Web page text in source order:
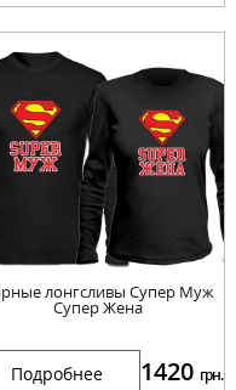
лонгсливы Супер Муж
Супер Жена
Подробнее 1420 грн.